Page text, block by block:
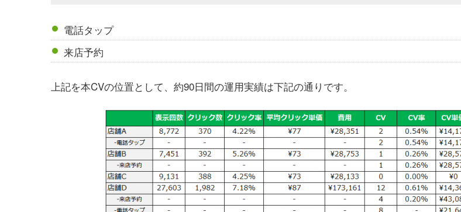
電話タップ
来店予約
上記を本CVの位置として、約90日間の運用実績は下記の通りです。